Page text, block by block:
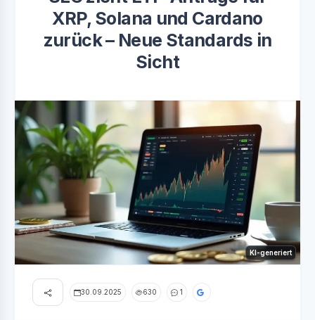
XRP, Solana und Cardano
zurück – Neue Standards in
Sicht
KI-generiert
30.09.2025 630 1